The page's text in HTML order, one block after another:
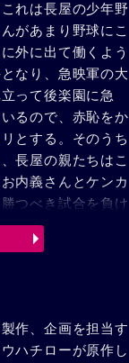
れは長屋の少年野
があまり野球にこ
外に出て働くよう
なり、急映軍の大
って後楽園に急
るので、赤恥をか
とする。そのうち
長屋の親たちはこ
内義さんとケンカ
つべき試合を負け
員して、美人床屋
。六さん夫婦のバ
作、企画を担当す
ハチローが原作し